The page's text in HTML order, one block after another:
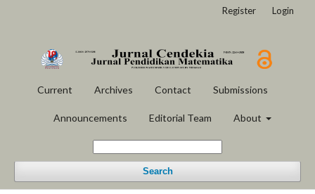
Current Archives Contact Submissions
Announcements Editorial Team About
Search
Register Login